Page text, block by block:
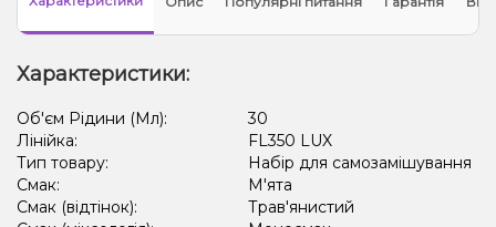
Характеристики:
Об'єм Рідини (Мл):
30
Лінійка:
FL350 LUX
Тип товару:
Набір для самозамішування
Смак:
М'ята
Смак (відтінок):
Трав'янистий